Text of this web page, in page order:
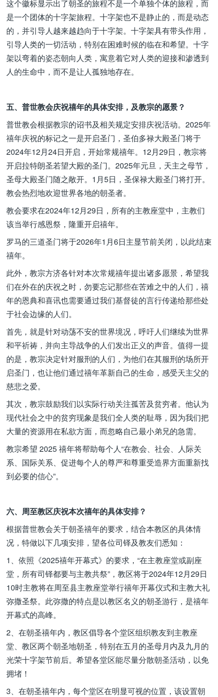
这个徽标显示出了朝圣的旅程不是一个单独个体的旅程，而
是一个团体的十字架旅程。十字架也不是静止的，而是动态
的，并引导人越来越趋向于十字架。十字架具有带头作用，
引导人类的一切活动，特别在困难时候的临在和希望。十字
架以弯着的姿态朝向人类，寓意着它对人类的迎接和渗透到
人的生命中，而不是让人孤独地存在。
五、普世教会庆祝禧年的具体安排，及教宗的愿景？
普世教会根据教宗的诏书及相关规定安排庆祝活动。2025年
禧年庆祝的标记之一是开启圣门，圣伯多禄大殿圣门将于
2024年12月24日开启，开始常规禧年。12月29日，教宗将
开启拉特朗圣若望大殿的圣门。2025年元旦，天主之母节，
圣母大殿圣门随之敞开。1月5日，圣保禄大殿圣门将打开。
教会热烈地欢迎世界各地的朝圣者。
教会要求在2024年12月29日，所有的主教座堂中，主教们
该当举行感恩祭，隆重开启禧年。
罗马的三道圣门将于2026年1月6日主显节前关闭，以此结束
禧年。
此外，教宗方济各针对本次常规禧年提出诸多愿景，希望我
们在外在的庆祝之时，勿要忘记那些在苦难之中的人们，禧
年的恩典和喜讯也需要通过我们基督徒的言行传递给那些处
于社会边缘的人们。
首先，就是针对动荡不安的世界境况，呼吁人们继续为世界
和平祈祷，并向主导战争的人们发出正义的声音。值得一提
的是，教宗决定针对服刑的人们，为他们在其服刑的场所开
启圣门，也让他们通过禧年革新自己的生命，感受天主父的
慈悲之爱。
其次，教宗鼓励我们以实际行动关注孤苦及贫穷者。他认为
现代社会之中的贫穷现象是我们全人类的耻辱，因为我们把
大量的资源用在私欲方面，而忽略自己最小弟兄的急需。
教宗希望 2025 禧年将帮助每个人“在教会、社会、人际关
系、国际关系、促进每个人的尊严和尊重受造界方面重新找
到必要的信心”。
六、周至教区庆祝本次禧年的具体安排？
根据普世教会关于朝圣禧年的要求，结合本教区的具体情
况，特做以下几项安排，望各位司铎及教友们悉知：
1、依照《2025禧年开幕式》的要求，“在主教座堂或副座
堂，所有司铎都要与主教共祭”，教区将于2024年12月29日
10时主教将在周至县主教座堂举行禧年开幕仪式和主教大礼
弥撒圣祭。此弥撒的特点是以教区名义的朝圣游行，是禧年
开幕式的高峰。
2、在朝圣禧年内，教区倡导各个堂区组织教友到主教座
堂、教区两个朝圣地朝圣，特别在五月的圣母月内及九月的
光荣十字架节前后。希望各堂区能尽量分散朝圣活动，以免
拥堵！
3、在朝圣禧年内，每个堂区在明显可视的位置，该设置朝